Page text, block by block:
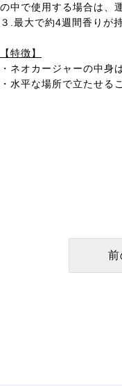
の中で使用する場合は、
３.最大で約4週間香りが
【特徴】
・ネオカージャーの中身
・水平な場所で立たせ